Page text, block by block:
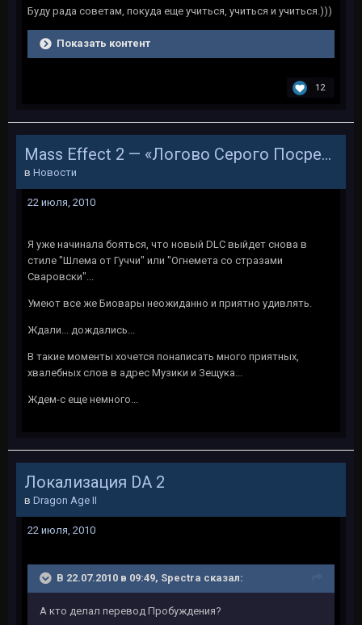
Буду рада советам, покуда еще учиться, учиться и учиться.)))
Показать контент
12
Mass Effect 2 — «Логово Серого Посредника»
в Новости
22 июля, 2010
Я уже начинала бояться, что новый DLC выйдет снова в
стиле "Шлема от Гуччи" или "Огнемета со стразами
Сваровски"...
Умеют все же Биовары неожиданно и приятно удивлять.
Ждали... дождались...
В такие моменты хочется понаписать много приятных,
хвалебных слов в адрес Музики и Зещука...
Ждем-с еще немного...
Локализация DA 2
в Dragon Age II
22 июля, 2010
В 22.07.2010 в 09:49, Spectra сказал:
А кто делал перевод Пробуждения?